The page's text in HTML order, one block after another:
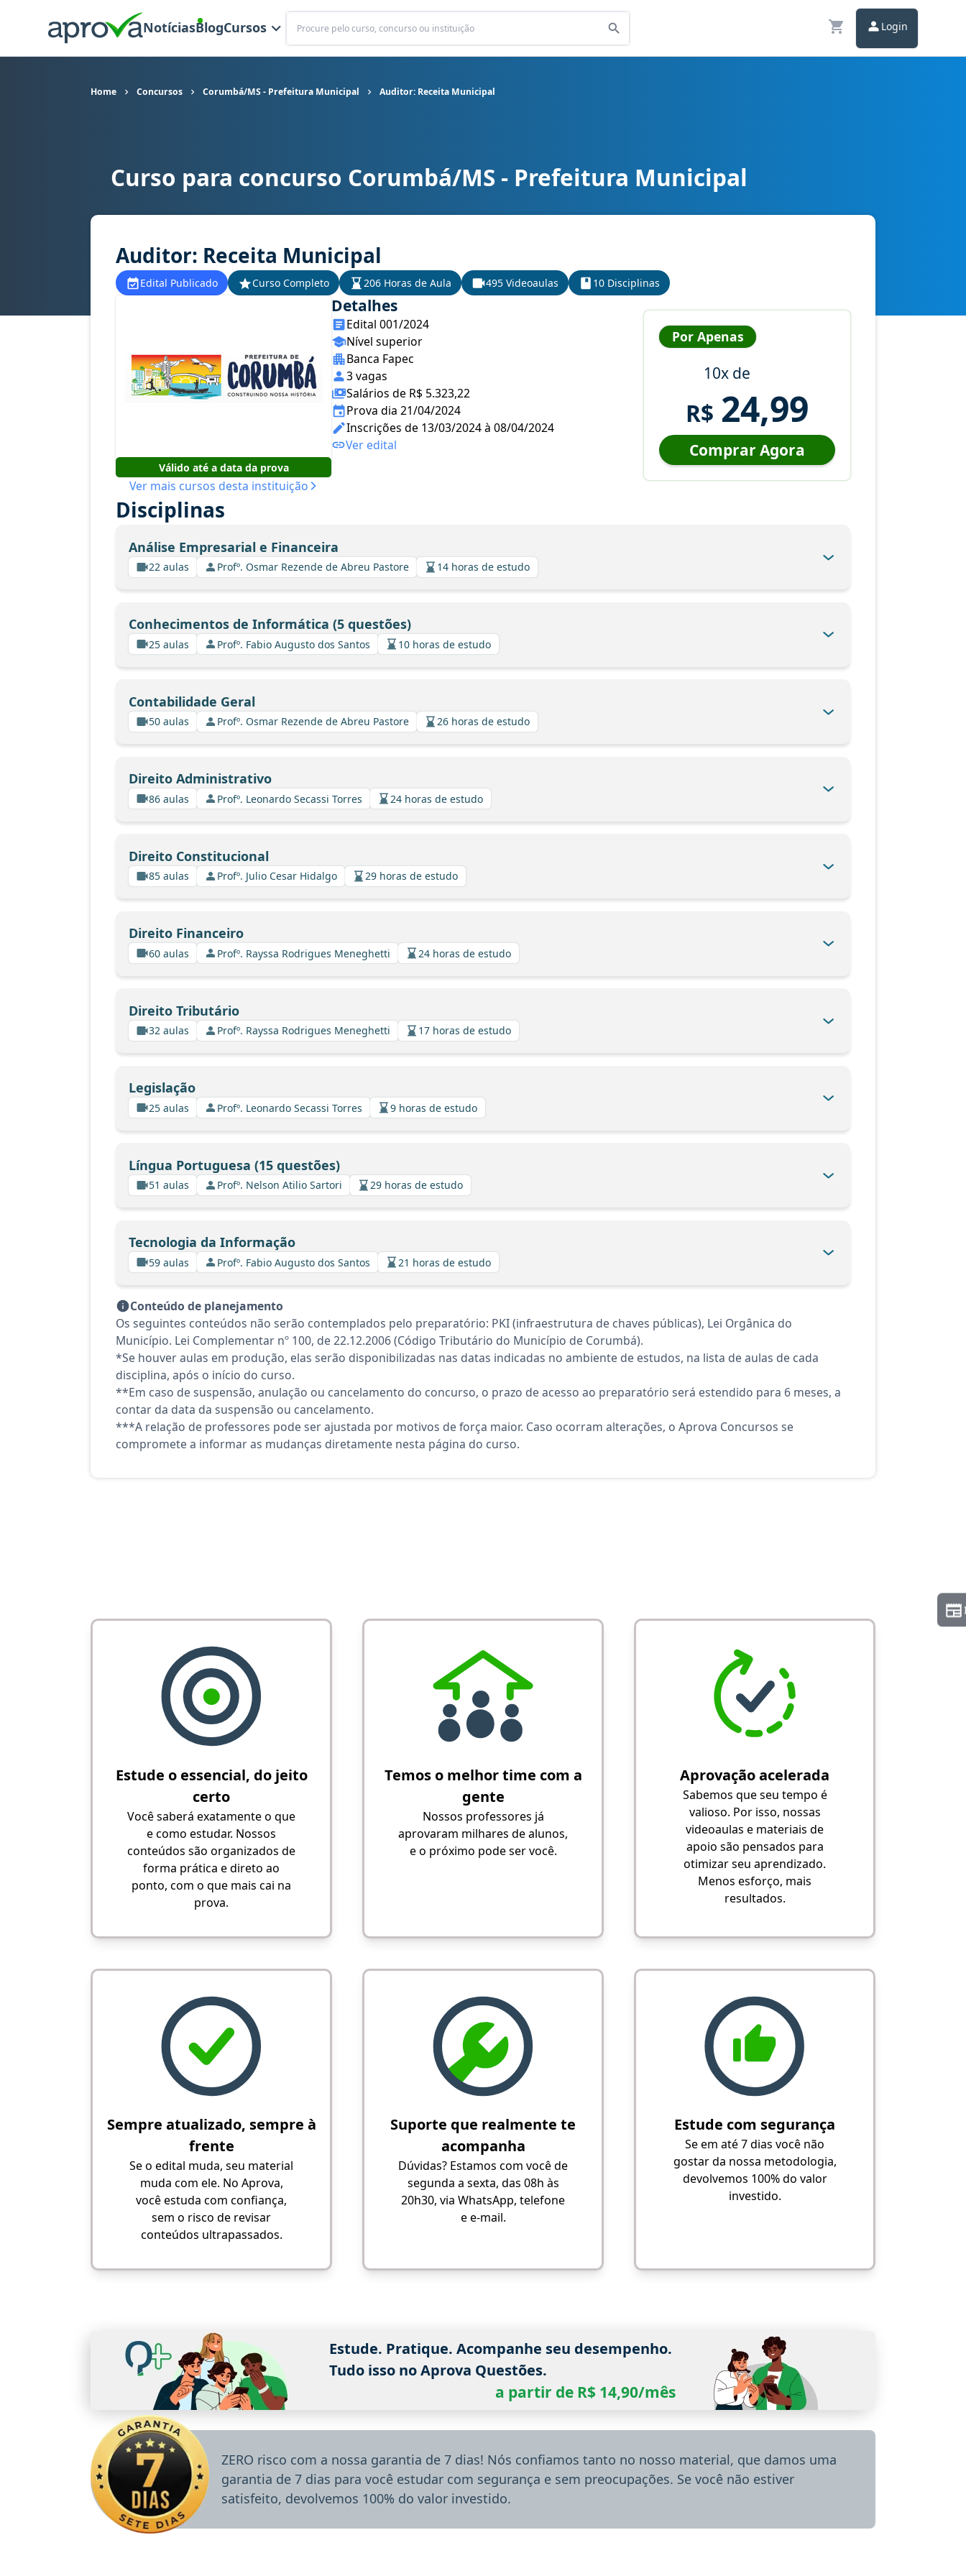
NotíciasBlogCursos
Buscar
Login
Home Concursos Corumbá/MS - Prefeitura Municipal Auditor: Receita Municipal
Curso para concurso Corumbá/MS - Prefeitura Municipal cargo Auditor: Receita Municipal
Curso para concurso Corumbá/MS - Prefeitura Municipal
Auditor: Receita Municipal
Edital Publicado Curso Completo 206 Horas de Aula 495 Videoaulas 10 Disciplinas
Válido até a data da prova
Ver mais cursos desta instituição
Detalhes
Edital 001/2024
Nível superior
Banca Fapec
3 vagas
Salários de R$ 5.323,22
Prova dia 21/04/2024
Inscrições de 13/03/2024 à 08/04/2024
Ver edital
Por Apenas
10x de
R$ 24,99
Comprar Agora
Disciplinas
Análise Empresarial e Financeira
22 aulas Profº. Osmar Rezende de Abreu Pastore 14 horas de estudo
Conhecimentos de Informática (5 questões)
25 aulas Profº. Fabio Augusto dos Santos 10 horas de estudo
Contabilidade Geral
50 aulas Profº. Osmar Rezende de Abreu Pastore 26 horas de estudo
Direito Administrativo
86 aulas Profº. Leonardo Secassi Torres 24 horas de estudo
Direito Constitucional
85 aulas Profº. Julio Cesar Hidalgo 29 horas de estudo
Direito Financeiro
60 aulas Profº. Rayssa Rodrigues Meneghetti 24 horas de estudo
Direito Tributário
32 aulas Profº. Rayssa Rodrigues Meneghetti 17 horas de estudo
Legislação
25 aulas Profº. Leonardo Secassi Torres 9 horas de estudo
Língua Portuguesa (15 questões)
51 aulas Profº. Nelson Atilio Sartori 29 horas de estudo
Tecnologia da Informação
59 aulas Profº. Fabio Augusto dos Santos 21 horas de estudo
Conteúdo de planejamento
Os seguintes conteúdos não serão contemplados pelo preparatório: PKI (infraestrutura de chaves públicas), Lei Orgânica do
Município. Lei Complementar nº 100, de 22.12.2006 (Código Tributário do Município de Corumbá).
*Se houver aulas em produção, elas serão disponibilizadas nas datas indicadas no ambiente de estudos, na lista de aulas de cada
disciplina, após o início do curso.
**Em caso de suspensão, anulação ou cancelamento do concurso, o prazo de acesso ao preparatório será estendido para 6 meses, a
contar da data da suspensão ou cancelamento.
***A relação de professores pode ser ajustada por motivos de força maior. Caso ocorram alterações, o Aprova Concursos se
compromete a informar as mudanças diretamente nesta página do curso.
Estude o essencial, do jeito
certo
Você saberá exatamente o que
e como estudar. Nossos
conteúdos são organizados de
forma prática e direto ao
ponto, com o que mais cai na
prova.
Temos o melhor time com a
gente
Nossos professores já
aprovaram milhares de alunos,
e o próximo pode ser você.
Aprovação acelerada
Sabemos que seu tempo é
valioso. Por isso, nossas
videoaulas e materiais de
apoio são pensados para
otimizar seu aprendizado.
Menos esforço, mais
resultados.
Sempre atualizado, sempre à
frente
Se o edital muda, seu material
muda com ele. No Aprova,
você estuda com confiança,
sem o risco de revisar
conteúdos ultrapassados.
Suporte que realmente te
acompanha
Dúvidas? Estamos com você de
segunda a sexta, das 08h às
20h30, via WhatsApp, telefone
e e-mail.
Estude com segurança
Se em até 7 dias você não
gostar da nossa metodologia,
devolvemos 100% do valor
investido.
Estude. Pratique. Acompanhe seu desempenho.
Tudo isso no Aprova Questões.
a partir de R$ 14,90/mês
ZERO risco com a nossa garantia de 7 dias! Nós confiamos tanto no nosso material, que damos uma
garantia de 7 dias para você estudar com segurança e sem preocupações. Se você não estiver
satisfeito, devolvemos 100% do valor investido.